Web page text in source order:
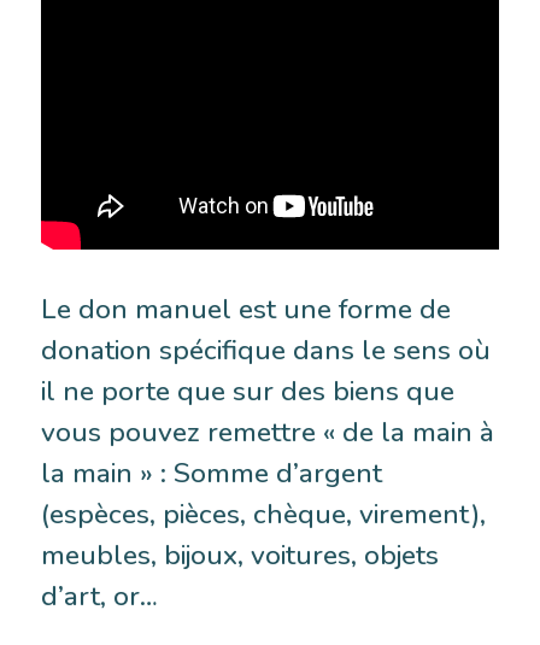
Le don manuel est une forme de
donation spécifique dans le sens où
il ne porte que sur des biens que
vous pouvez remettre « de la main à
la main » : Somme d’argent
(espèces, pièces, chèque, virement),
meubles, bijoux, voitures, objets
d’art, or…